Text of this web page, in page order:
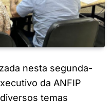
nesta segunda-
da ANFIP
temas